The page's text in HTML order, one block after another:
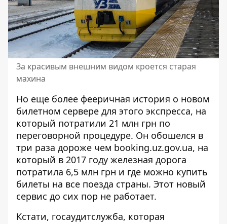
За красивым внешним видом кроется старая
махина
Но еще более фееричная история о новом
билетном сервере для этого экспресса, на
который потратили 21 млн грн по
переговорной процедуре. Он обошелся в
три раза дороже чем booking.uz.gov.ua, на
который в 2017 году железная дорога
потратила 6,5 млн грн и где можно купить
билеты на все поезда страны. Этот новый
сервис до сих пор не работает.
Кстати, госаудитслужба, которая